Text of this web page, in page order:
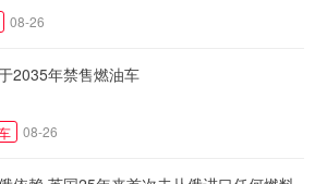
08-26
2035年禁售燃油车
08-26